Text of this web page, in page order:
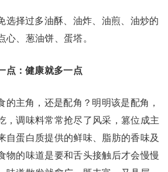
选择过多油酥、油炸、油煎、油炒的
心、葱油饼、蛋塔。
点：健康就多一点
的主角，还是配角？明明该是配角，
，调味料常常抢尽了风采，篡位成主
自蛋白质提供的鲜味、脂肪的香味及
物的味道是要和舌头接触后才会慢慢